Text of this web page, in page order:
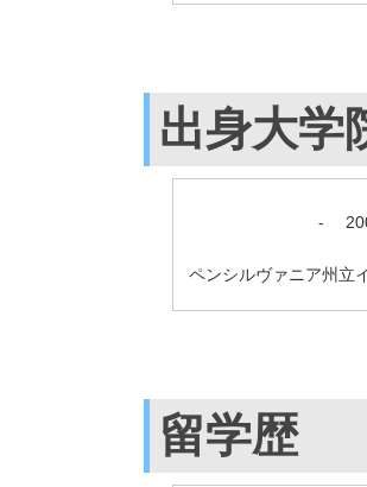
出身大学
-
ペンシルヴァニア州立
留学歴